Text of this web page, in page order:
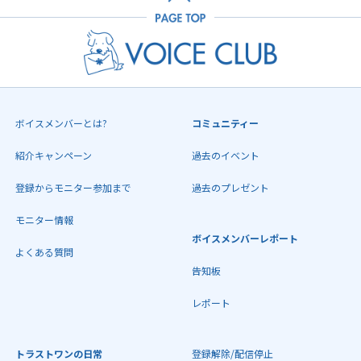
ボイスメンバーとは?
紹介キャンペーン
登録からモニター参加まで
モニター情報
よくある質問
コミュニティー
過去のイベント
過去のプレゼント
ボイスメンバーレポート
告知板
レポート
トラストワンの日常 登録解除/配信停止